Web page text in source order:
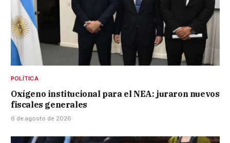
POLÍTICA
Oxígeno institucional para el NEA: juraron nuevos
fiscales generales
6 de agosto de 2026